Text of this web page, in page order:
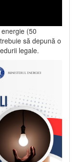
(50
să depună o
legale.